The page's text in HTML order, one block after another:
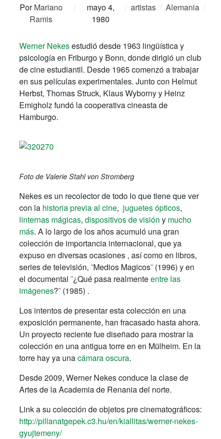
PorMariano
Ramis
/
mayo 4,
1980
/ artistas / Alemania /
Werner Nekesestudió desde 1963 lingüística y
psicología en Friburgo y Bonn, donde dirigió un club
de cine estudiantil. Desde 1965 comenzó a trabajar
en sus películas experimentales. Junto con Helmut
Herbst, Thomas Struck, Klaus Wyborny y Heinz
Emigholz fundó la cooperativacineasta de
Hamburgo.
Foto de Valerie Stahl von Stromberg
Nekes es un recolector de todo lo que tiene que ver
con la historia previa al cine, juguetes ópticos,
linternas mágicas, dispositivos de visión y mucho
más. A lo largo de los años acumuló una gran
colección de importancia internacional, que ya
expuso en diversas ocasiones , así como en libros,
series de televisión, ¨Medios Magicos¨ (1996) y en
el documental ¨¿Qué pasa realmenteentre las
imágenes?¨ (1985) .
Los intentos de presentar esta colección en una
exposición permanente, han fracasado hasta ahora.
Un proyecto reciente fue diseñado para mostrar la
colección en una antigua torre en en Mülheim. En la
torre hay ya unacámara oscura.
Desde 2009, Werner Nekes conduce la clase de
Artes de la Academia de Renania del norte.
Link a su colección de objetos pre cinematográficos:
http://pillanatgepek.c3.hu/en/kiallitas/werner-nekes-
gyujtemeny/